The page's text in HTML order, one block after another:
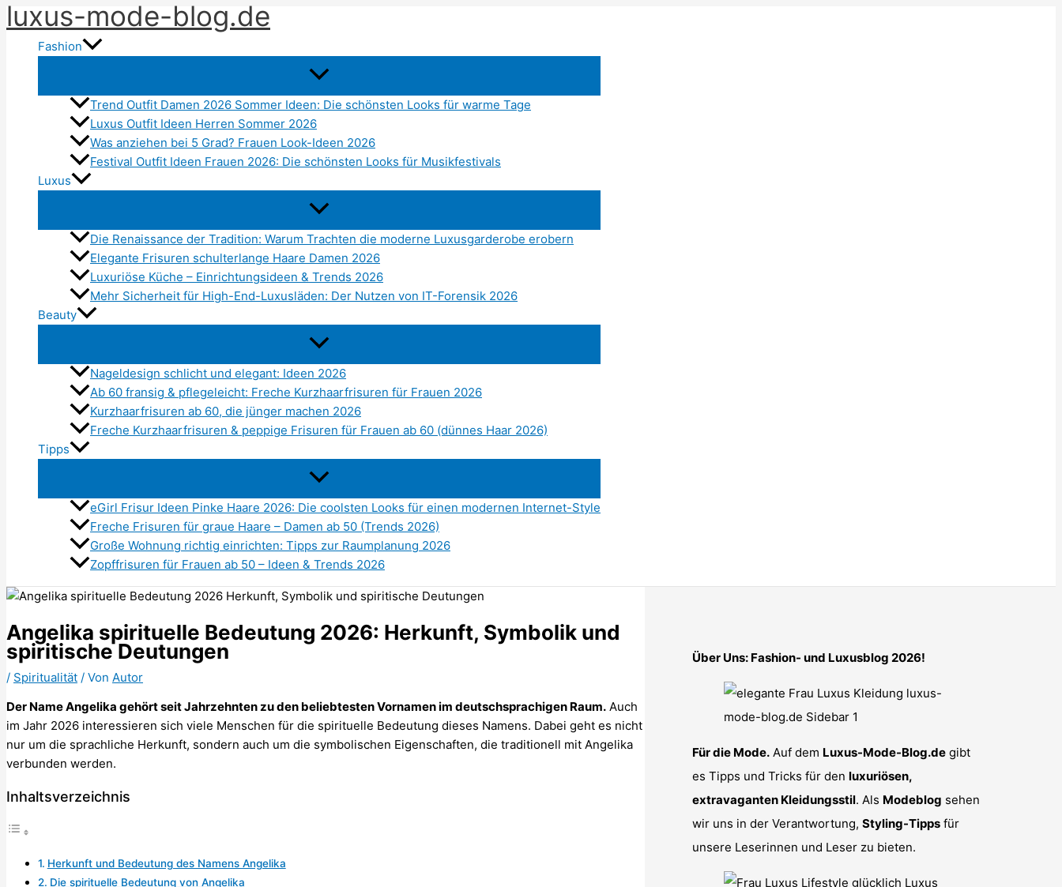
Zum
Inhalt
springen
luxus-mode-blog.de
Fashion
Trend Outfit Damen 2026 Sommer Ideen: Die schönsten Looks für warme Tage
Luxus Outfit Ideen Herren Sommer 2026
Was anziehen bei 5 Grad? Frauen Look-Ideen 2026
Festival Outfit Ideen Frauen 2026: Die schönsten Looks für Musikfestivals
Luxus
Die Renaissance der Tradition: Warum Trachten die moderne Luxusgarderobe erobern
Elegante Frisuren schulterlange Haare Damen 2026
Luxuriöse Küche – Einrichtungsideen & Trends 2026
Mehr Sicherheit für High-End-Luxusläden: Der Nutzen von IT-Forensik 2026
Beauty
Nageldesign schlicht und elegant: Ideen 2026
Ab 60 fransig & pflegeleicht: Freche Kurzhaarfrisuren für Frauen 2026
Kurzhaarfrisuren ab 60, die jünger machen 2026
Freche Kurzhaarfrisuren & peppige Frisuren für Frauen ab 60 (dünnes Haar 2026)
Tipps
eGirl Frisur Ideen Pinke Haare 2026: Die coolsten Looks für einen modernen Internet-Style
Freche Frisuren für graue Haare – Damen ab 50 (Trends 2026)
Große Wohnung richtig einrichten: Tipps zur Raumplanung 2026
Zopffrisuren für Frauen ab 50 – Ideen & Trends 2026
Angelika spirituelle Bedeutung 2026: Herkunft, Symbolik und
spiritische Deutungen
/ Spiritualität / Von Autor
Der Name Angelika gehört seit Jahrzehnten zu den beliebtesten Vornamen im deutschsprachigen Raum. Auch
im Jahr 2026 interessieren sich viele Menschen für die spirituelle Bedeutung dieses Namens. Dabei geht es nicht
nur um die sprachliche Herkunft, sondern auch um die symbolischen Eigenschaften, die traditionell mit Angelika
verbunden werden.
Inhaltsverzeichnis
Herkunft und Bedeutung des Namens Angelika
Die spirituelle Bedeutung von Angelika
Über Uns: Fashion- und Luxusblog 2026!
Für die Mode. Auf dem Luxus-Mode-Blog.de gibt
es Tipps und Tricks für den luxuriösen,
extravaganten Kleidungsstil. Als Modeblog sehen
wir uns in der Verantwortung, Styling-Tipps für
unsere Leserinnen und Leser zu bieten.